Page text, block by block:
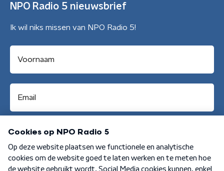
NPO Radio 5 nieuwsbrief
Ik wil niks missen van NPO Radio 5!
Aanmelden